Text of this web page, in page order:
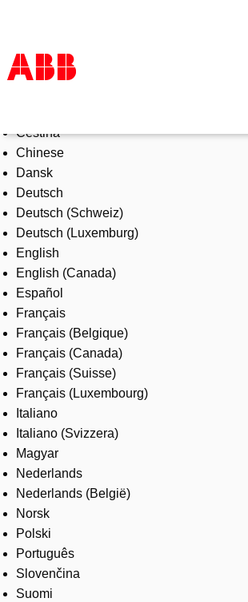
Products & Solutions
Industries
Services
About us
Where to buy
Contact us
Careers
Čeština
Chinese
Dansk
Deutsch
Deutsch (Schweiz)
Deutsch (Luxemburg)
English
English (Canada)
Español
Français
Français (Belgique)
Français (Canada)
Français (Suisse)
Français (Luxembourg)
Italiano
Italiano (Svizzera)
Magyar
Nederlands
Nederlands (België)
Norsk
Polski
Português
Slovenčina
Suomi